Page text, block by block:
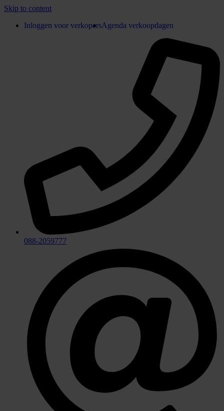
Skip to content
Inloggen voor verkopersAgenda verkoopdagen
088-2059777